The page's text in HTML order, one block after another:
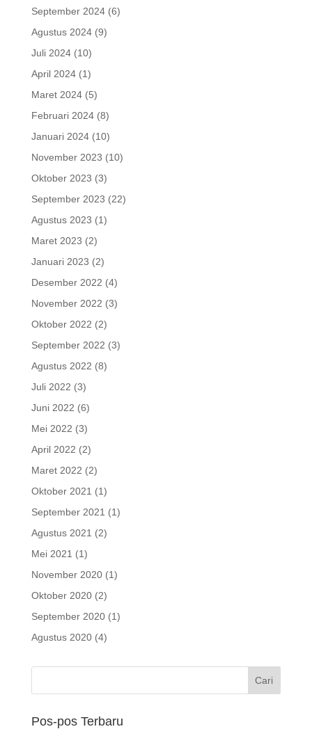
September 2024(6)
Agustus 2024(9)
Juli 2024(10)
April 2024(1)
Maret 2024(5)
Februari 2024(8)
Januari 2024(10)
November 2023 (10)
Oktober 2023 (3)
September 2023 (22)
Agustus 2023 (1)
Maret 2023 (2)
Januari 2023 (2)
Desember 2022 (4)
November 2022 (3)
Oktober 2022 (2)
September 2022 (3)
Agustus 2022 (8)
Juli 2022 (3)
Juni 2022 (6)
Mei 2022 (3)
April 2022 (2)
Maret 2022 (2)
Oktober 2021 (1)
September 2021 (1)
Agustus 2021 (2)
Mei 2021 (1)
November 2020(1)
Oktober 2020(2)
September 2020(1)
Agustus 2020(4)
Pos-pos Terbaru